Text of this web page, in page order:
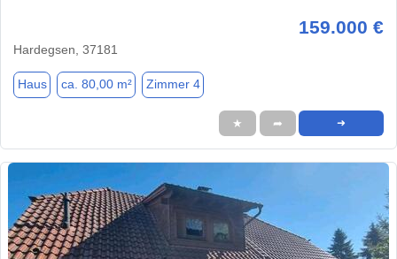
159.000 €
Hardegsen, 37181
Haus ca. 80,00 m² Zimmer 4
★ ➦ ➜